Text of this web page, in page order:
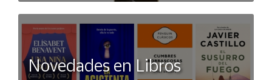
Novedades en Libros